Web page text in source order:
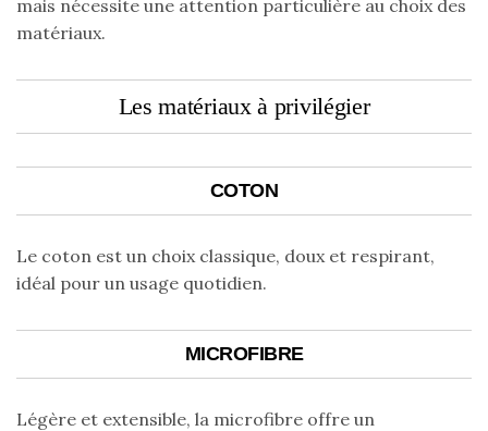
mais nécessite une attention particulière au choix des
matériaux.
Les matériaux à privilégier
COTON
Le coton est un choix classique, doux et respirant,
idéal pour un usage quotidien.
MICROFIBRE
Légère et extensible, la microfibre offre un